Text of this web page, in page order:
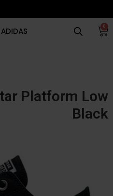
0
ADIDAS
Platform Low
Black